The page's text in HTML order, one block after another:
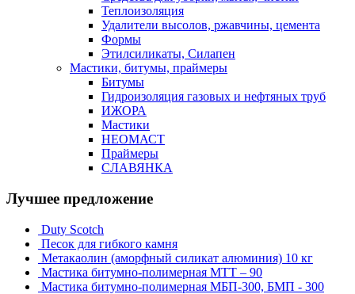
Теплоизоляция
Удалители высолов, ржавчины, цемента
Формы
Этилсиликаты, Силапен
Мастики, битумы, праймеры
Битумы
Гидроизоляция газовых и нефтяных труб
ИЖОРА
Мастики
НЕОМАСТ
Праймеры
СЛАВЯНКА
Лучшее предложение
Duty Scotch
Песок для гибкого камня
Метакаолин (аморфный силикат алюминия) 10 кг
Мастика битумно-полимерная МТТ – 90
Мастика битумно-полимерная МБП-300, БМП - 300